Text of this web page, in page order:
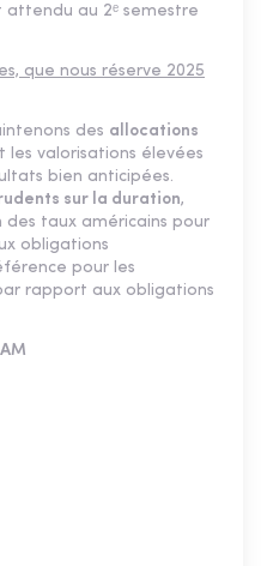
au 2ᵉ semestre
que nous réserve 2025
des allocations
les valorisations élevées
bien anticipées.
sur la duration,
taux américains pour
obligations
pour les
rapport aux obligations